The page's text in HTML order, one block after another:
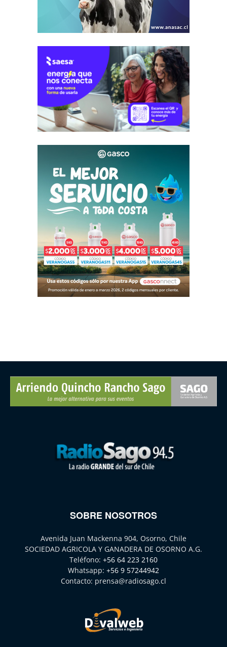
SOBRE NOSOTROS
Avenida Juan Mackenna 904, Osorno, Chile
SOCIEDAD AGRICOLA Y GANADERA DE OSORNO A.G.
Teléfono: +56 64 223 2160
Whatsapp: +56 9 57244942
Contacto: prensa@radiosago.cl